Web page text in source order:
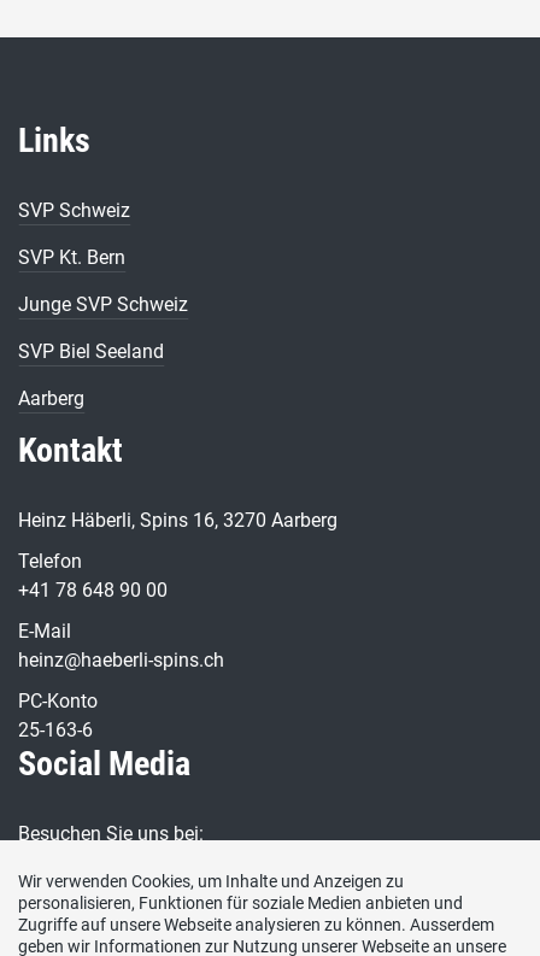
Links
SVP Schweiz
SVP Kt. Bern
Junge SVP Schweiz
SVP Biel Seeland
Aarberg
Kontakt
Heinz Häberli, Spins 16, 3270 Aarberg
Telefon
+41 78 648 90 00
E-Mail
heinz@haeberli-spins.ch
PC-Konto
25-163-6
Social Media
Besuchen Sie uns bei:
Wir verwenden Cookies, um Inhalte und Anzeigen zu
personalisieren, Funktionen für soziale Medien anbieten und
Zugriffe auf unsere Webseite analysieren zu können. Ausserdem
geben wir Informationen zur Nutzung unserer Webseite an unsere